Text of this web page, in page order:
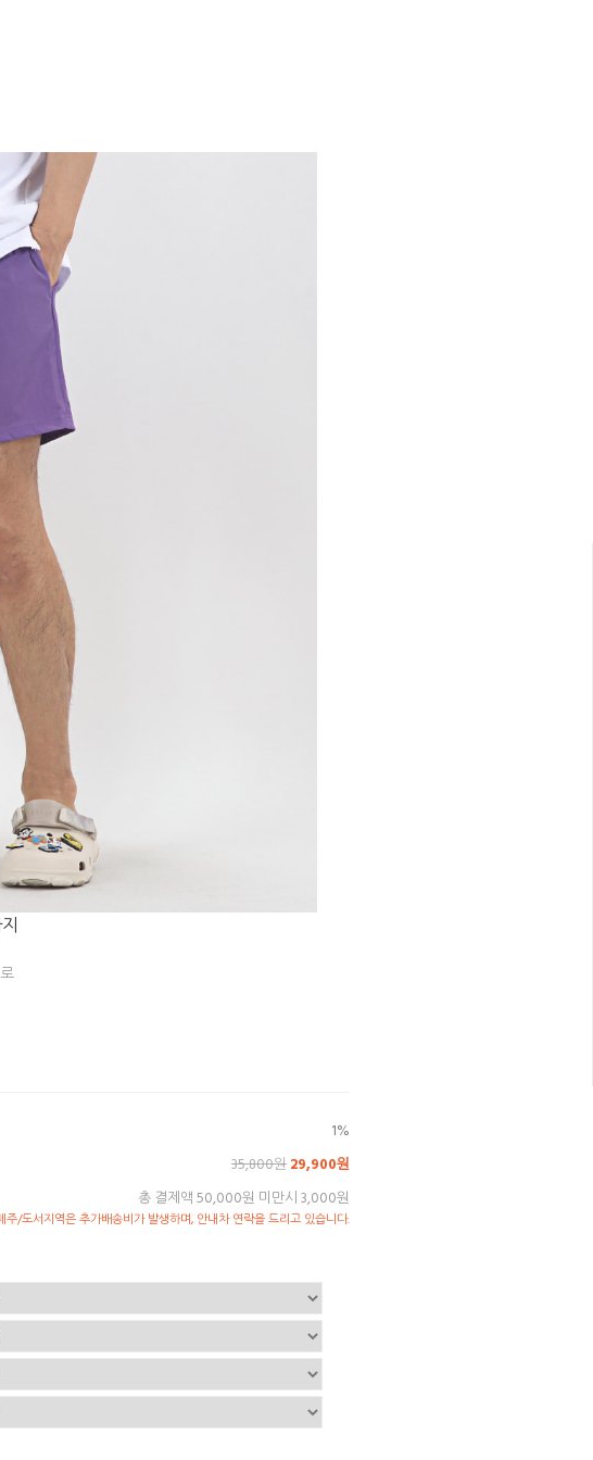
1%
35,800원29,900원
총 결제액 50,000원 미만시 3,000원
/도서지역은 추가배송비가 발생하며, 안내차 연락을 드리고 있습니다.